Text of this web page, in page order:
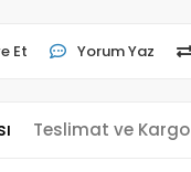
Et Yorum Yaz
Teslimat ve Kargo